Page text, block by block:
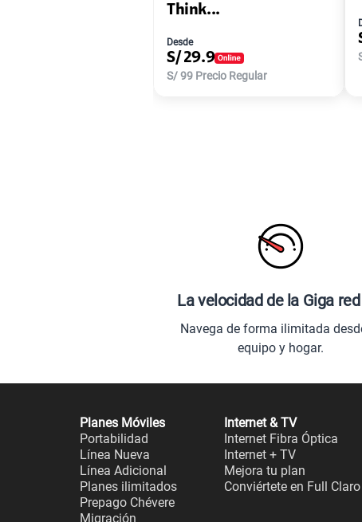
Think...
Desde
S/ 29.9
S/99 Precio Regular
La velocidad de la Giga
Navega de forma ilimitada
equipo y hogar.
Planes Móviles
Portabilidad
Línea Nueva
Línea Adicional
Planes ilimitados
Prepago Chévere
Migración
Internet & TV
Internet Fibra Óptica
Internet + TV
Mejora tu plan
Conviértete en Full Claro